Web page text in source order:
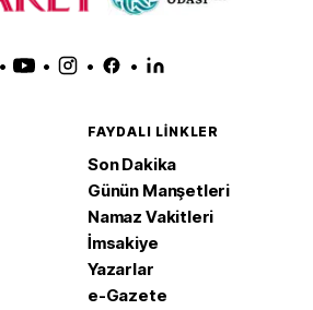
• • • •
FAYDALI LINKLER
Son Dakika
Günün Manşetleri
Namaz Vakitleri
İmsakiye
Yazarlar
e-Gazete